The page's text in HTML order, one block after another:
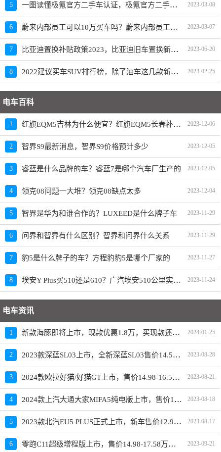
5 一图读懂极氪官方二手车认证，极氪官方二手车入口上线 2023-03-08
6 蔚来内部员工可以10万买车吗？蔚来内部员工爆料 2023-03-07
7 比亚迪置换补贴政策2023，比亚迪旧车置换新车价格表 2023-06-20
8 2022建议买车SUV排行榜，除了油车这几款新能源SUV也建议买 2023-02-25
电车百科
1 红旗EQM5吉林为什么便宜？红旗EQM5长春补贴政策 2023-12-06
2 智界S9最新消息，智界S9价格预计多少 2023-12-05
3 睿蓝是什么品牌的车？睿蓝7是哪个汽车厂生产的 2023-12-05
4 领克08问题一大堆？领克08缺点太多 2023-12-04
5 智界是华为和谁合作的？LUXEED是什么牌子车 2023-11-29
6 问界和智界有什么区别？智界和问界什么关系 2023-11-29
7 豹5是什么牌子的车？方程豹豹5是哪个厂家的 2023-11-27
8 埃安Y Plus买510还是610？广汽埃安510公里实际跑多远 2023-11-24
电车资讯
1 新款海豚即将上市，现款优惠1.8万，买现款还是再等等 2024-01-25
2 2023款深蓝SL03上市，全新深蓝SL03售价14.59-19.19万元 2023-08-28
3 2024款欧拉好猫/好猫GT上市，售价14.98-16.58万元 2023-08-21
4 2024款上汽大通大家MIFA5纯电版上市，售价19.98-23.28万元 2023-08-18
5 2023款北汽EU5 PLUS正式上市，新车售价12.99-15.59万元 2023-08-17
6 零跑C11超级增程版上市，售价14.98-17.58万元，换装1.5L四缸增程器 2023-09-21